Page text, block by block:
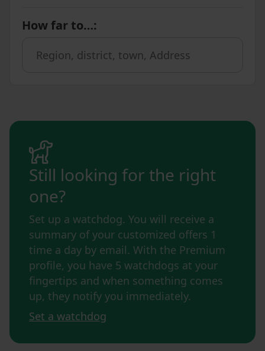
How far to…:
Still looking for the right
one?
Set up a watchdog. You will receive a
summary of your customized offers 1
time a day by email. With the Premium
profile, you have 5 watchdogs at your
fingertips and when something comes
up, they notify you immediately.
Set a watchdog